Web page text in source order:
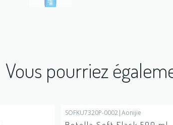
Vous pourriez
En rupture de stock
SOFKU7320P-0002|Aonijie